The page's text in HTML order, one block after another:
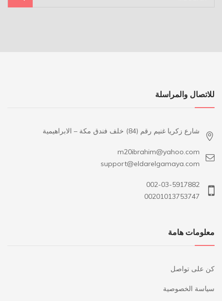
للاتصال والمراسلة
شارع زكريا غنيم رقم (84) خلف فندق مكة – الابراهيمية
m20ibrahim@yahoo.com
support@eldarelgamaya.com
002-03-5917882
00201013753747
معلومات هامة
كن على تواصل
سياسة الخصوصية